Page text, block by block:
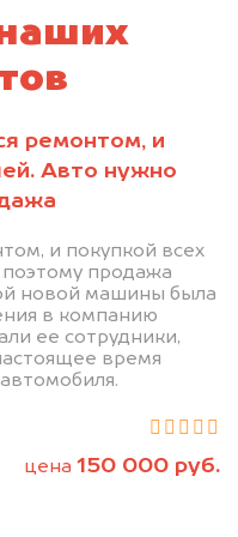
ремонтом, и
Авто нужно
и покупкой всех
продажа
новой машины была
в компанию
ее сотрудники,
время
цена 150 000 руб.